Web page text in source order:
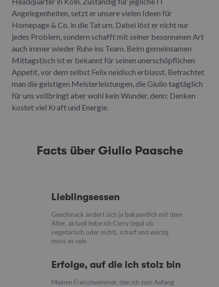
Angelegenheiten, setzt er unsere vielen Ideen für
Homepage & Co. in die Tat um. Dabei löst er nicht nur
jedes Problem, sondern schafft mit seiner besonnenen Art
auch immer wieder Ruhe ins Team. Beim gemeinsamen
Mittagstisch ist er bekannt für seinen unerschöpflichen
Appetit, vor dem selbst Felix neidisch erblasst. Betrachtet
man die geistigen Meisterleistungen, die Giulio tagtäglich
für uns vollbringt aber wohl kein Wunder, denn: Denken
kostet viel Kraft und Energie.
Facts über Giulio Paasche
Lieblingsessen
Geschmack ändert sich ja bekanntlich mit dem
Alter, aktuell liebe ich Curry (egal ob
vegetarisch oder nicht), scharf und würzig
muss es sein
Erfolge, auf die ich stolz bin
Meinen Freischwimmer, den ich zum Anfang